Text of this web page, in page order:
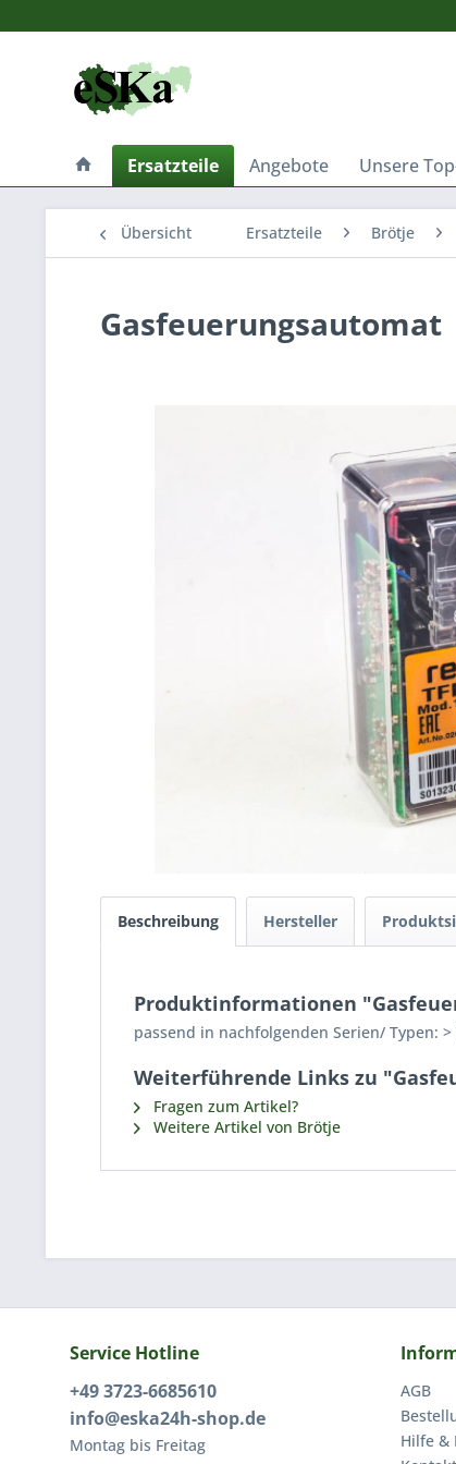
Ersatzteile Angebote Unsere
Übersicht Ersatzteile Brötje
Gasfeuerungsautomat
Beschreibung Hersteller
Produktinformationen
passend in nachfolgenden Serien/ Typen: >
Weiterführende Links zu
Fragen zum Artikel?
Weitere Artikel von Brötje
Service Hotline
+49 3723-6685610
info@eska24h-shop.de
Montag bis Freitag
AGB
Hilfe &